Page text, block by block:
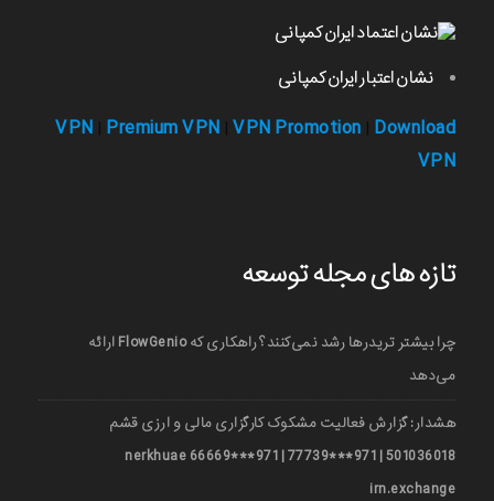
نشان اعتبار ایران کمپانی
VPN Premium VPN VPN Promotion Download
VPN
تازه های مجله توسعه
چرا بیشتر تریدرها رشد نمی‌کنند؟ راهکاری که FlowGenio ارائه
می‌دهد
هشدار: گزارش فعالیت مشکوک کارگزاری مالی و ارزی قشم
501036018 | 971***77739 | 971***66669 nerkhuae
irn.exchange